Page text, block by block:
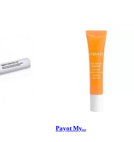
Payot My...